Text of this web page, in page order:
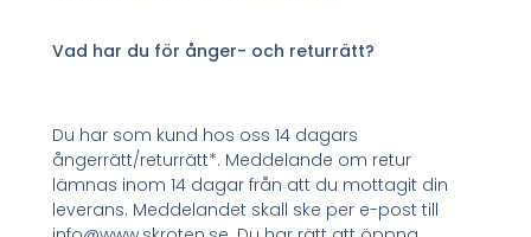
Vad har du för ånger- och returrätt?
Du har som kund hos oss 14 dagars
ångerrätt/returrätt*. Meddelande om retur
lämnas inom 14 dagar från att du mottagit din
leverans. Meddelandet skall ske per e-post till